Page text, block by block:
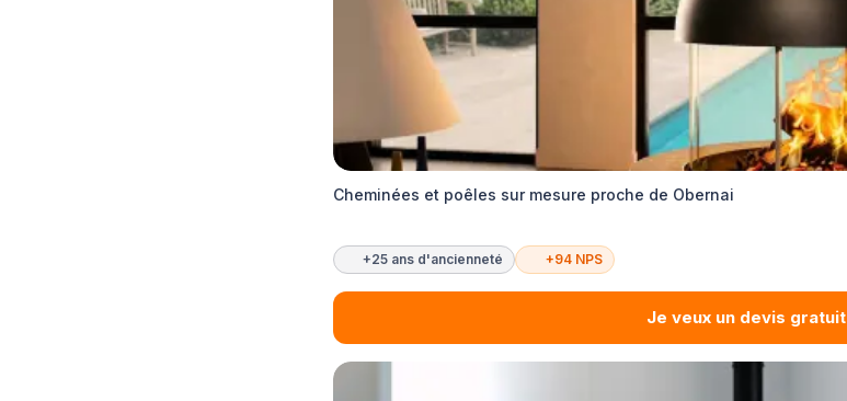
Cheminées et poêles sur mesure proche de Obernai
+25 ans d'ancienneté +94 NPS
Je veux un devis gratuit